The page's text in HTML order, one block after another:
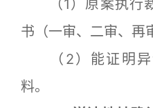
（1）原案执行
书（一审、二审、再
（2）能证明异
料。